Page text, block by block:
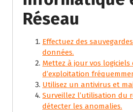
Réseau
Effectuez des
données.
Mettez à jour vos logiciels
d’exploitation
Utilisez un antivirus et
Surveillez l’utilisation du
détecter les anomalies.